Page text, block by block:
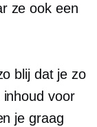
ze ook een
blij dat je zo
voor
je graag